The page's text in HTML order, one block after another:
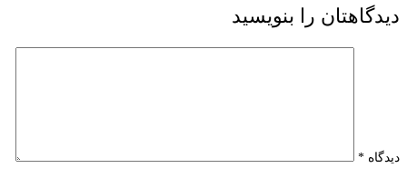
دیدگاهتان را بنویسید
دیدگاه *